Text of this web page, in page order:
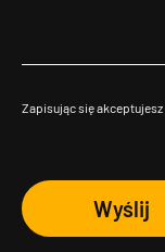
Zapisując się akceptujesz
Wyślij